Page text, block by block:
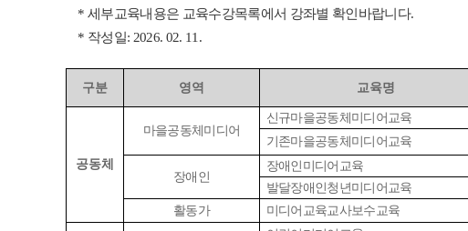
* 세부교육내용은 교육수강목록에서 강좌별 확인바랍니다.
* 작성일: 2026. 02. 11.
구분 영역 교육명
공동체
마을공동체미디어
신규마을공동체미디어교육
기존마을공동체미디어교육
장애인
장애인미디어교육
발달장애인청년미디어교육
활동가
미디어교육교사보수교육